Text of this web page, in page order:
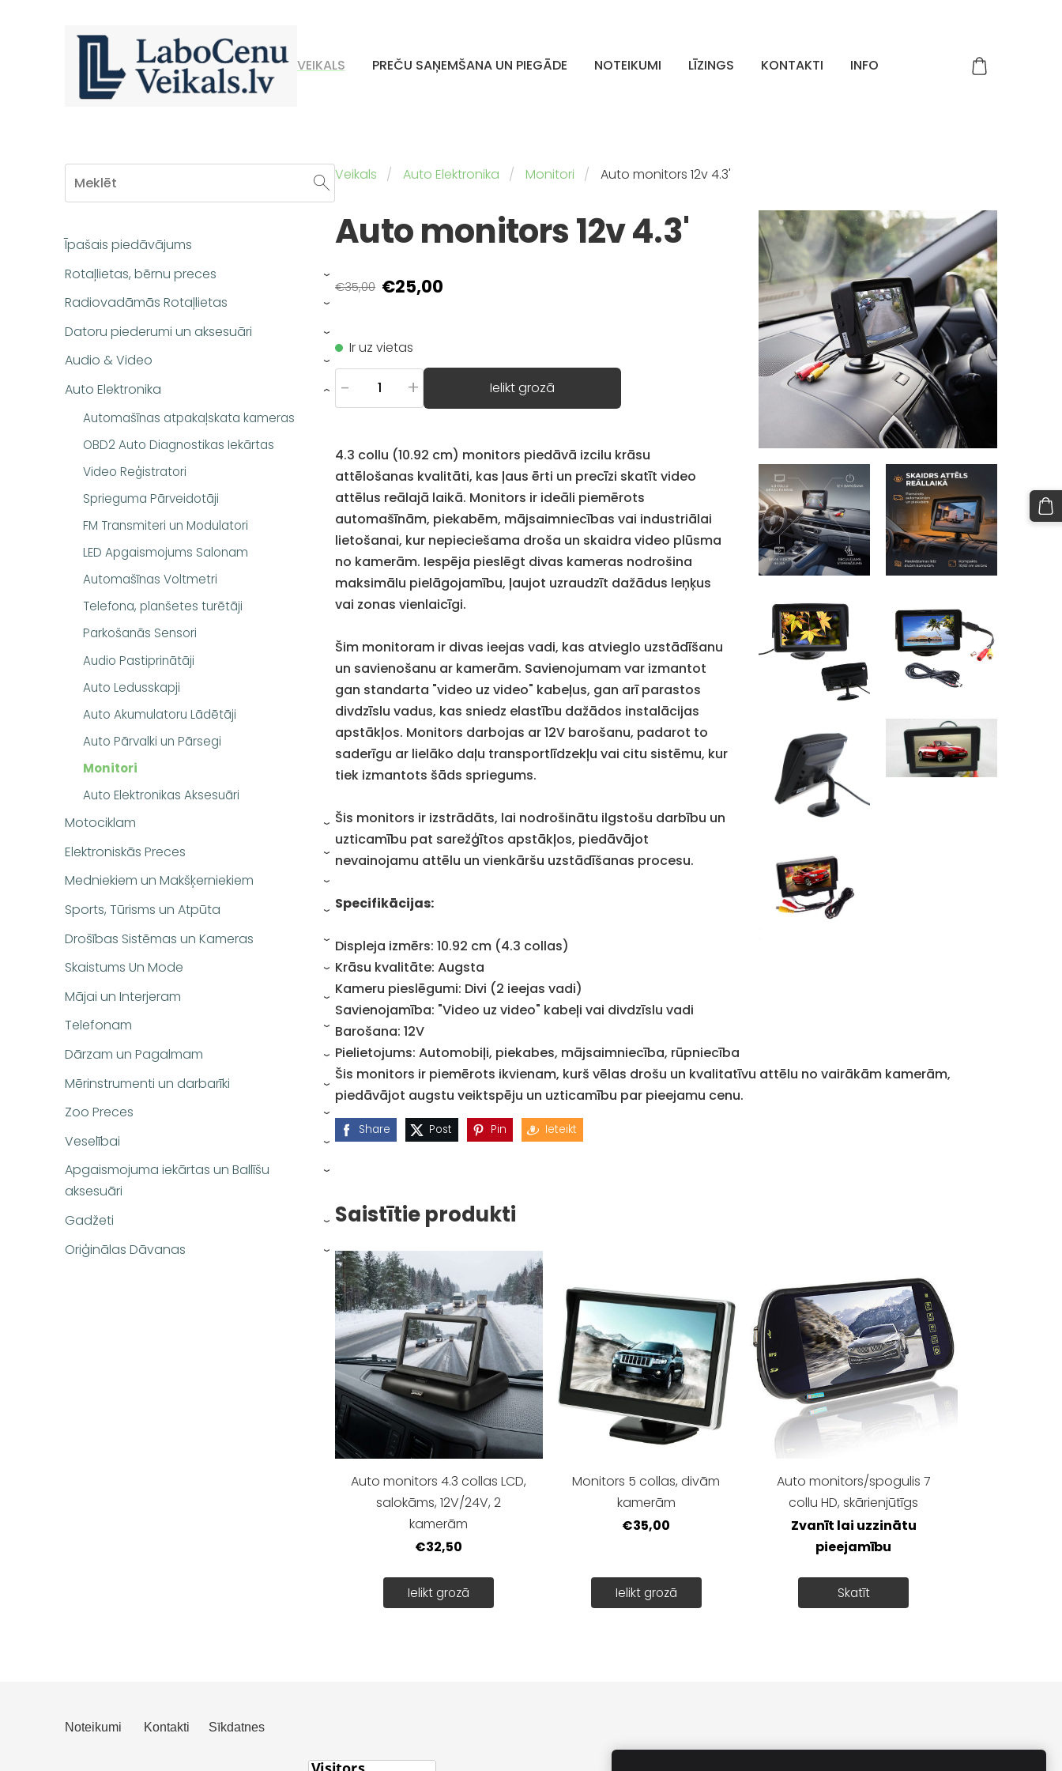
VEIKALS PREČU SAŅEMŠANA UN PIEGĀDE NOTEIKUMI LĪZINGS KONTAKTI INFO
Īpašais piedāvājums
Rotaļlietas, bērnu preces
›
Radiovadāmās Rotaļlietas ›
Datoru piederumi un aksesuāri ›
Audio & Video ›
Auto Elektronika
Automašīnas atpakaļskata kameras
OBD2 Auto Diagnostikas Iekārtas
Video Reģistratori
Sprieguma Pārveidotāji
FM Transmiteri un Modulatori
LED Apgaismojums Salonam
Automašīnas Voltmetri
Telefona, planšetes turētāji
Parkošanās Sensori
Audio Pastiprinātāji
Auto Ledusskapji
Auto Akumulatoru Lādētāji
Auto Pārvalki un Pārsegi
Monitori
Auto Elektronikas Aksesuāri
›
Motociklam ›
Elektroniskās Preces ›
Medniekiem un Makšķerniekiem ›
Sports, Tūrisms un Atpūta ›
Drošības Sistēmas un Kameras ›
Skaistums Un Mode ›
Mājai un Interjeram ›
Telefonam ›
Dārzam un Pagalmam ›
Mērinstrumenti un darbarīki ›
Zoo Preces ›
Veselībai ›
Apgaismojuma iekārtas un Ballīšu
aksesuāri
›
Gadžeti ›
Oriģinālas Dāvanas ›
Veikals Auto Elektronika Monitori Auto monitors 12v 4.3'
Auto monitors 12v 4.3'
€35,00 €25,00
Ir uz vietas
- + Ielikt grozā
4.3 collu (10.92 cm) monitors piedāvā izcilu krāsu
attēlošanas kvalitāti, kas ļaus ērti un precīzi skatīt video
attēlus reālajā laikā. Monitors ir ideāli piemērots
automašīnām, piekabēm, mājsaimniecības vai industriālai
lietošanai, kur nepieciešama droša un skaidra video plūsma
no kamerām. Iespēja pieslēgt divas kameras nodrošina
maksimālu pielāgojamību, ļaujot uzraudzīt dažādus leņķus
vai zonas vienlaicīgi.
Šim monitoram ir divas ieejas vadi, kas atvieglo uzstādīšanu
un savienošanu ar kamerām. Savienojumam var izmantot
gan standarta "video uz video" kabeļus, gan arī parastos
divdzīslu vadus, kas sniedz elastību dažādos instalācijas
apstākļos. Monitors darbojas ar 12V barošanu, padarot to
saderīgu ar lielāko daļu transportlīdzekļu vai citu sistēmu, kur
tiek izmantots šāds spriegums.
Šis monitors ir izstrādāts, lai nodrošinātu ilgstošu darbību un
uzticamību pat sarežģītos apstākļos, piedāvājot
nevainojamu attēlu un vienkāršu uzstādīšanas procesu.
Specifikācijas:
Displeja izmērs: 10.92 cm (4.3 collas)
Krāsu kvalitāte: Augsta
Kameru pieslēgumi: Divi (2 ieejas vadi)
Savienojamība: "Video uz video" kabeļi vai divdzīslu vadi
Barošana: 12V
Pielietojums: Automobiļi, piekabes, mājsaimniecība, rūpniecība
Šis monitors ir piemērots ikvienam, kurš vēlas drošu un kvalitatīvu attēlu no vairākām kamerām,
piedāvājot augstu veiktspēju un uzticamību par pieejamu cenu.
Share Post Pin Ieteikt
Saistītie produkti
Auto monitors 4.3 collas LCD,
salokāms, 12V/24V, 2
kamerām
€32,50
Ielikt grozā
Monitors 5 collas, divām
kamerām
€35,00
Ielikt grozā
Auto monitors/spogulis 7
collu HD, skārienjūtīgs
Zvanīt lai uzzinātu
pieejamību
Skatīt
Noteikumi Kontakti Sīkdatnes